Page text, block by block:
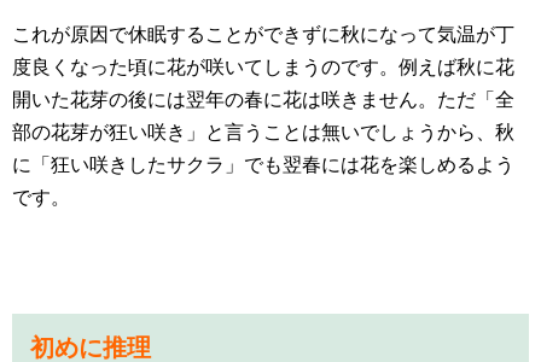
これが原因で休眠することができずに秋になって気温が丁
度良くなった頃に花が咲いてしまうのです。例えば秋に花
開いた花芽の後には翌年の春に花は咲きません。ただ「全
部の花芽が狂い咲き」と言うことは無いでしょうから、秋
に「狂い咲きしたサクラ」でも翌春には花を楽しめるよう
です。
初めに推理